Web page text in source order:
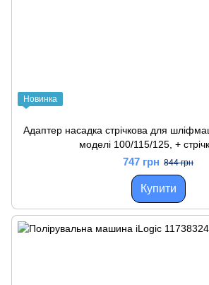
Новинка
Адаптер насадка стрічкова для
моделі 100/115/125, +
747 грн 844 грн
Купити